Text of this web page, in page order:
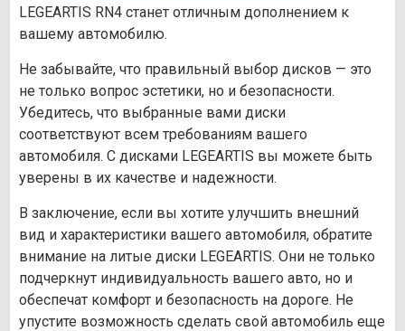
LEGEARTIS RN4 станет отличным дополнением к
вашему автомобилю.
Не забывайте, что правильный выбор дисков — это
не только вопрос эстетики, но и безопасности.
Убедитесь, что выбранные вами диски
соответствуют всем требованиям вашего
автомобиля. С дисками LEGEARTIS вы можете быть
уверены в их качестве и надежности.
В заключение, если вы хотите улучшить внешний
вид и характеристики вашего автомобиля, обратите
внимание на литые диски LEGEARTIS. Они не только
подчеркнут индивидуальность вашего авто, но и
обеспечат комфорт и безопасность на дороге. Не
упустите возможность сделать свой автомобиль еще